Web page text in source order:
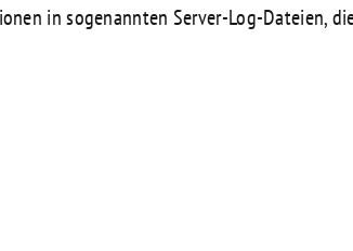
in sogenannten Server-Log-Dateien,